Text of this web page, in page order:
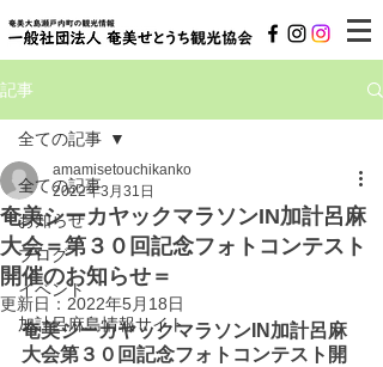
記事
全ての記事
お知らせ
ブログ
イベント
加計呂麻島情報サイト
全ての記事
奄美シーカヤックマラソンIN加計呂麻
大会＝第３０回記念フォトコンテスト
開催のお知らせ＝
amamisetouchikanko
2022年3月31日
更新日： 2022年5月18日
奄美シーカヤックマラソンIN加計呂麻
大会第３０回記念フォトコンテスト開